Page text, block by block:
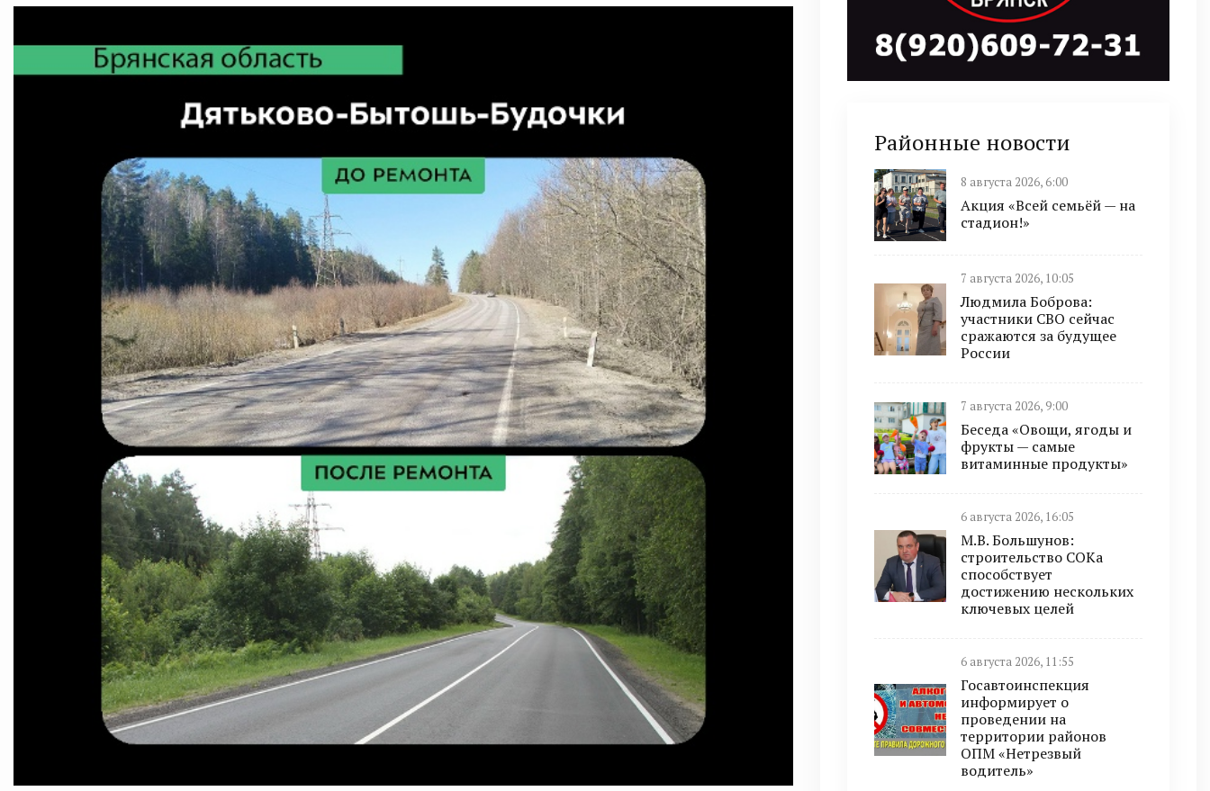
Районные новости
8 августа 2026, 6:00
Акция «Всей семьёй — на
стадион!»
7 августа 2026, 10:05
Людмила Боброва:
участники СВО сейчас
сражаются за будущее
России
7 августа 2026, 9:00
Беседа «Овощи, ягоды и
фрукты — самые
витаминные продукты»
6 августа 2026, 16:05
М.В. Большунов:
строительство СОКа
способствует
достижению нескольких
ключевых целей
6 августа 2026, 11:55
Госавтоинспекция
информирует о
проведении на
территории районов
ОПМ «Нетрезвый
водитель»